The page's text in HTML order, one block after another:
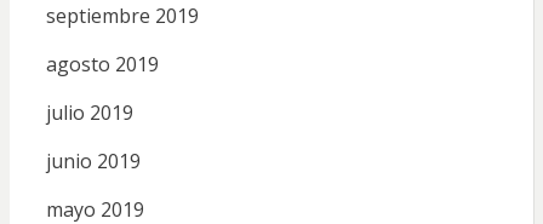
septiembre 2019
agosto 2019
julio 2019
junio 2019
mayo 2019